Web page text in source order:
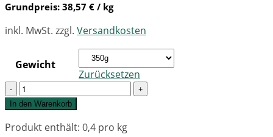
Grundpreis: 38,57 € / kg
inkl. MwSt. zzgl. Versandkosten
Gewicht
Zurücksetzen
Quantity
In den Warenkorb
Produkt enthält: 0,4 pro kg